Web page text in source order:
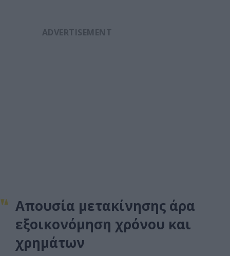
Απουσία μετακίνησης άρα
εξοικονόμηση χρόνου και
χρημάτων